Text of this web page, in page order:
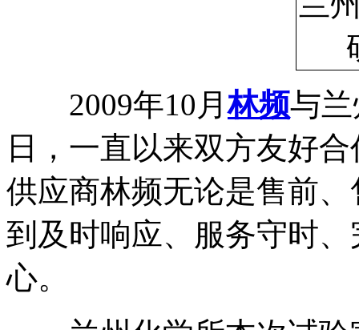
2009年10月林频与
日，一直以来双方友好
供应商林频无论是售前
到及时响应、服务守时
心。